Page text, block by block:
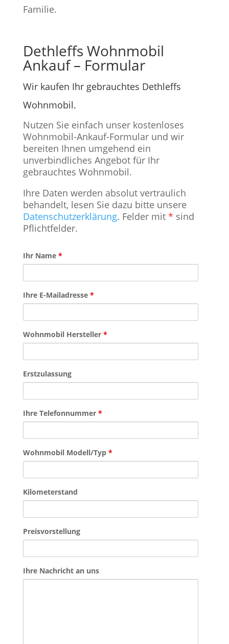
Familie.
Dethleffs Wohnmobil
Ankauf – Formular
Wir kaufen Ihr gebrauchtes Dethleffs
Wohnmobil.
Nutzen Sie einfach unser kostenloses
Wohnmobil-Ankauf-Formular und wir
bereiten Ihnen umgehend ein
unverbindliches Angebot für Ihr
gebrauchtes Wohnmobil.
Ihre Daten werden absolut vertraulich
behandelt, lesen Sie dazu bitte unsere
Datenschutzerklärung. Felder mit * sind
Pflichtfelder.
Ihr Name *
Ihre E-Mailadresse *
Wohnmobil Hersteller *
Erstzulassung
Ihre Telefonnummer *
Wohnmobil Modell/Typ *
Kilometerstand
Preisvorstellung
Ihre Nachricht an uns